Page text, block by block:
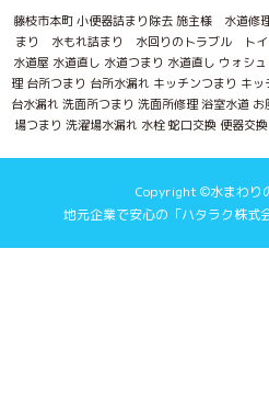
藤枝市本町 小便器詰まり除去 施主様 水道
まり 水もれ詰まり 水回りのトラブル トイ
水道屋 水道直し 水道つまり 水道直し ウォシ
理 台所つまり 台所水漏れ キッチンつまり キ
台水漏れ 洗面所つまり 洗面所修理 浴室水道
場つまり 洗濯場水漏れ 水栓 蛇口交換 便器交
Copyright ©水まわり
地元企業で安心の「ハタラク株式